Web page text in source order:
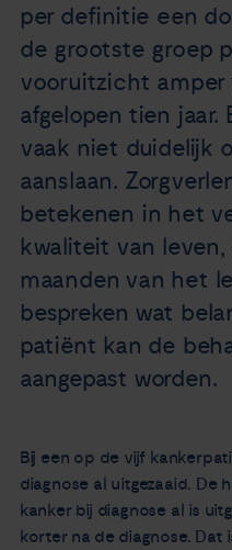
Zorgverleners
Contact
per definitie een
de grootste groep
vooruitzicht amper
afgelopen tien jaar.
vaak niet duidelijk
aanslaan.
betekenen in het
kwaliteit van
maanden van het
bespreken wat
patiënt kan de
aangepast worden.
Bij een op de vijf
diagnose al uitgezaaid. De
kanker bij diagnose al is
korter na de diagnose. Dat